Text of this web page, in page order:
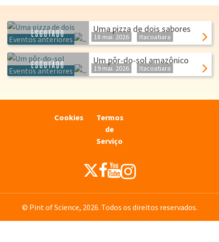
ESGOTADO
Eventos anteriores
Uma pizza de dois sabores
18 mai. 2026 Itacoatiara
ESGOTADO
Eventos anteriores
Um pôr-do-sol amazônico
19 mai. 2026 Itacoatiara
Cookies
Termos
de
Serviço
© Pint of Science, 2026. Todos os direitos reservados.